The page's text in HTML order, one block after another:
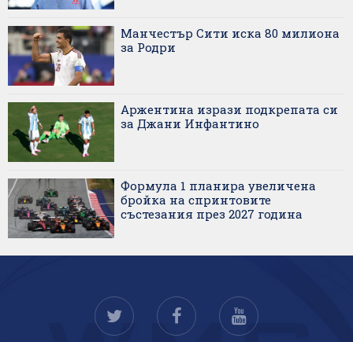
Манчестър Сити иска 80 милиона
за Родри
Аржентина изрази подкрепата си
за Джани Инфантино
Формула 1 планира увеличена
бройка на спринтовите
състезания през 2027 година